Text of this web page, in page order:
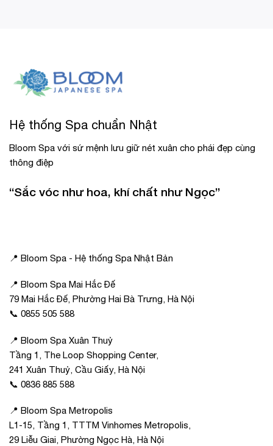
Hệ thống Spa chuẩn Nhật
Bloom Spa với sứ mệnh lưu giữ nét xuân cho phái đẹp cùng
thông điệp
“Sắc vóc như hoa, khí chất như Ngọc”
📍 Bloom Spa - Hệ thống Spa Nhật Bản
📍 Bloom Spa Mai Hắc Đế
79 Mai Hắc Đế, Phường Hai Bà Trưng, Hà Nội
📞 0855 505 588
📍 Bloom Spa Xuân Thuỷ
Tầng 1, The Loop Shopping Center,
241 Xuân Thuỷ, Cầu Giấy, Hà Nội
📞 0836 885 588
📍 Bloom Spa Metropolis
L1-15, Tầng 1, TTTM Vinhomes Metropolis,
29 Liễu Giai, Phường Ngọc Hà, Hà Nội